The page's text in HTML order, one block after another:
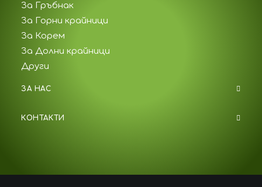
За Гръбнак
За Горни крайници
За Корем
За Долни крайници
Други
ЗА НАС
КОНТАКТИ